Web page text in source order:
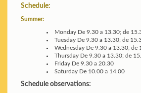
Schedule:
Summer:
Monday De 9.30 a 13.30; de
Tuesday De 9.30 a 13.30; de
Wednesday De 9.30 a 13.30; de
Thursday De 9.30 a 13.30; de
Friday De 9.30 a 20.30
Saturday De 10.00 a 14.00
Schedule observations: